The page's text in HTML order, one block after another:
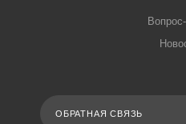
ОБРАТНАЯ СВЯЗЬ